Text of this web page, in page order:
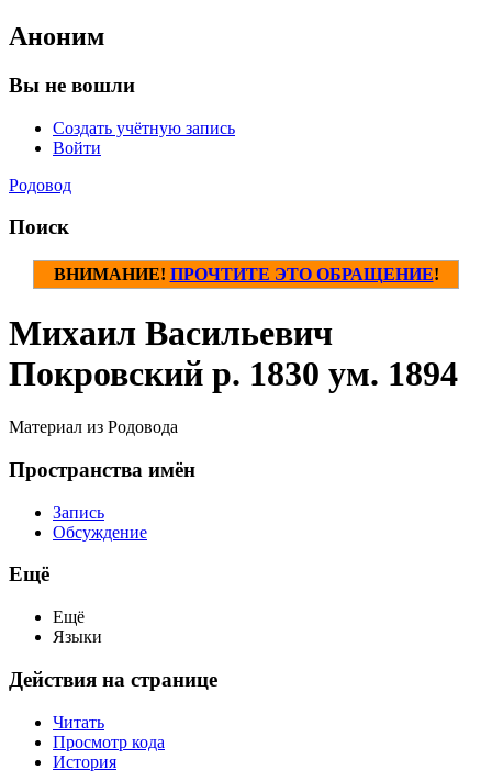
Аноним
Вы не вошли
Создать учётную запись
Войти
Родовод
Поиск
ВНИМАНИЕ! ПРОЧТИТЕ ЭТО ОБРАЩЕНИЕ!
Михаил Васильевич
Покровский р. 1830 ум. 1894
Материал из Родовода
Пространства имён
Запись
Обсуждение
Ещё
Ещё
Языки
Действия на странице
Читать
Просмотр кода
История